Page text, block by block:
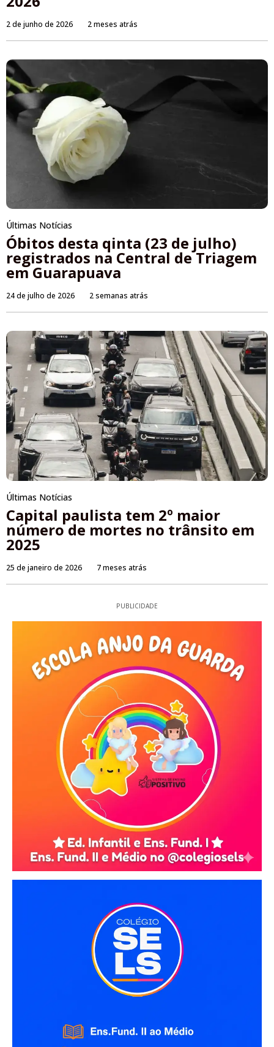
2 de junho de 2026 2 meses atrás
Últimas Notícias
Óbitos desta qinta (23 de julho)
registrados na Central de Triagem
em Guarapuava
24 de julho de 2026 2 semanas atrás
Últimas Notícias
Capital paulista tem 2º maior
número de mortes no trânsito em
2025
25 de janeiro de 2026 7 meses atrás
PUBLICIDADE